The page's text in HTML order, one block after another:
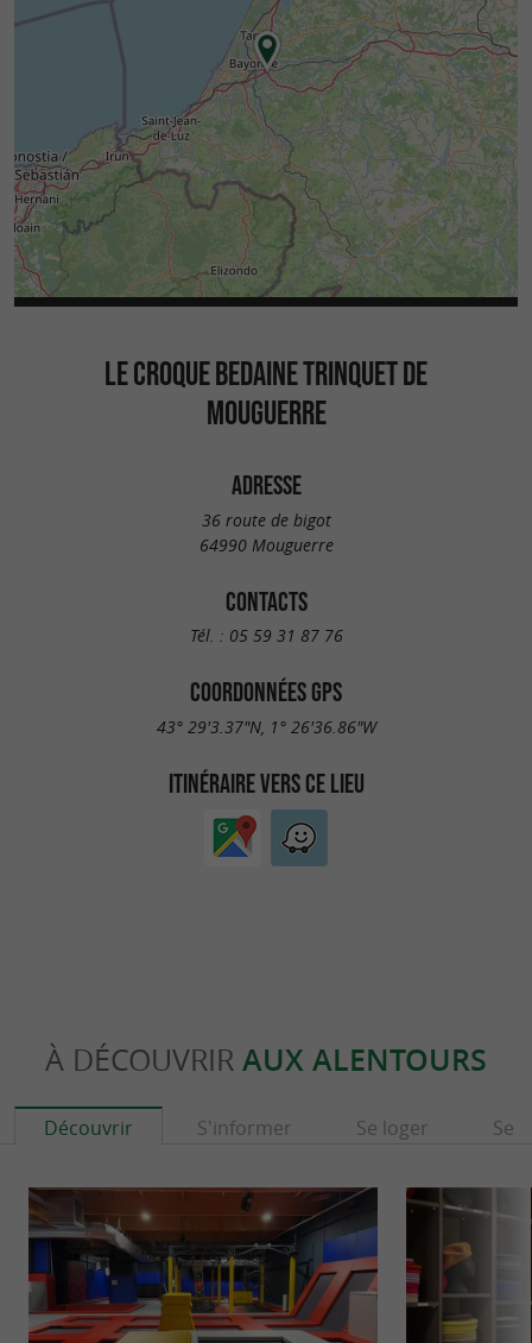
LE CROQUE BEDAINE TRINQUET DE
MOUGUERRE
ADRESSE
36 route de bigot
64990 Mouguerre
CONTACTS
Tél. : 05 59 31 87 76
COORDONNÉES GPS
43° 29'3.37"N, 1° 26'36.86"W
ITINÉRAIRE VERS CE LIEU
À DÉCOUVRIR AUX ALENTOURS
Découvrir S'informer Se loger Se